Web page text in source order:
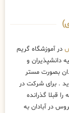
در آموزشگاه گریم
دانشپذیران و
بصورت مستر
. برای شرکت در
قبلا گذرانده
در آبادان به